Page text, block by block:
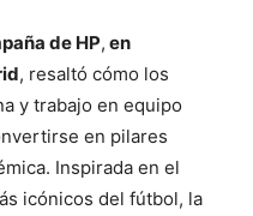
de HP, en
, resaltó cómo los
y trabajo en equipo
en pilares
Inspirada en el
icónicos del fútbol, la